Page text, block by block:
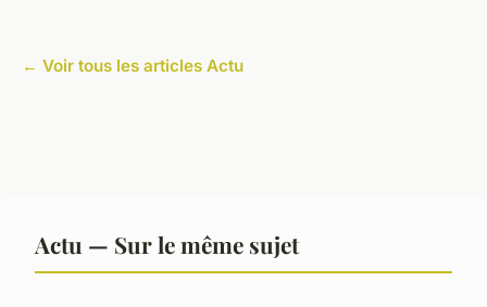
← Voir tous les articles Actu
Actu — Sur le même sujet